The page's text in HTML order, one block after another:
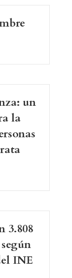
un
la
3.808
INE